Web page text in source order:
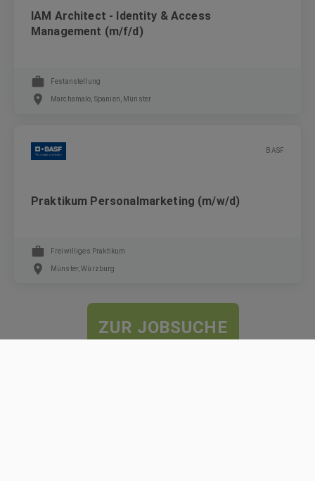
IAM Architect - Identity & Access
Management (m/f/d)
Festanstellung
Marchamalo, Spanien, Münster
BASF
Praktikum Personalmarketing (m/w/d)
Freiwilliges Praktikum
Münster, Würzburg
ZUR JOBSUCHE